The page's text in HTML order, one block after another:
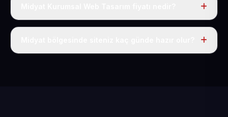
Tek fiyat uygulanır: yıllık 50 USD + KDV. Bu bedele alan